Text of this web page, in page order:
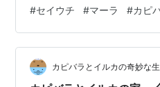
#セイウチ #マーラ #カピ
カピバラとイルカの奇妙な